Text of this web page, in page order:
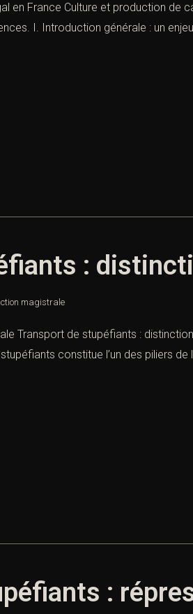
en France Culture et production de
I. Introduction générale : un
:
magistrale
Transport de stupéfiants :
constitue l’un des piliers
: